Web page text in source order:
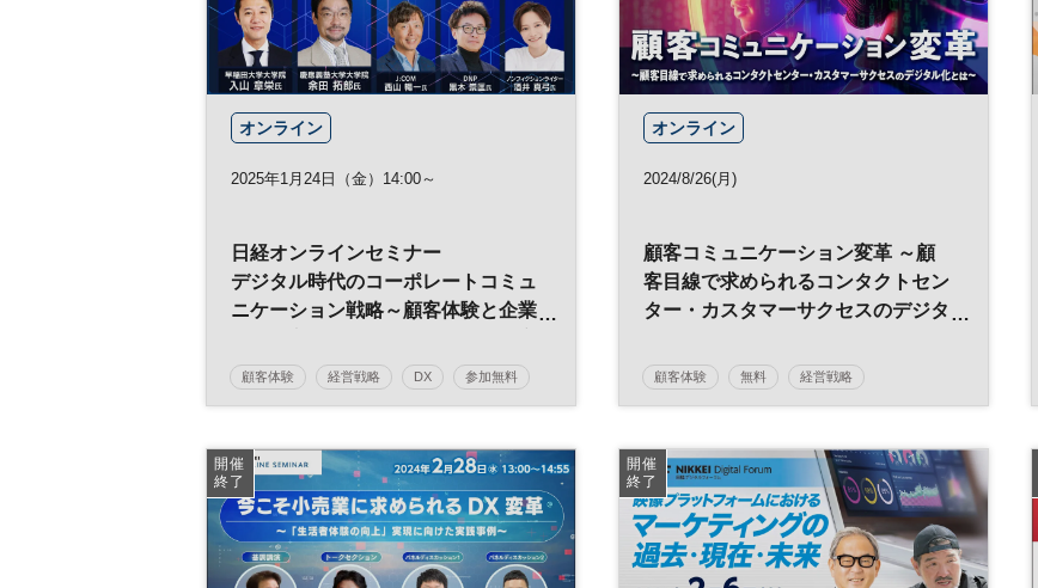
オンライン
2025年1月24日（金）14:00～
日経オンラインセミナー
デジタル時代のコーポレートコミュ
ニケーション戦略～顧客体験と企業
革～
顧客体験 経営戦略 DX 参加無料
オンライン
2024/8/26(月)
顧客コミュニケーション変革 ～顧
客目線で求められるコンタクトセン
ター・カスタマーサクセスのデジタ
顧客体験 無料 経営戦略
日経プレミアム・カンファレンス・シリーズ
開催
終了
開催
終了